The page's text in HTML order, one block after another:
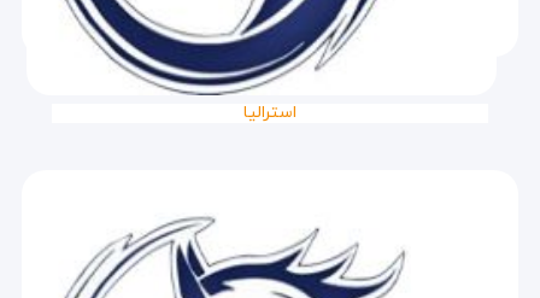
استرالیا